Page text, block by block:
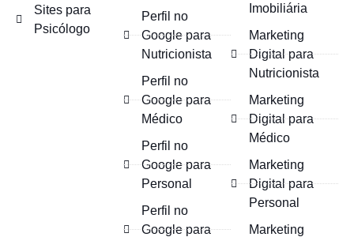
Sites para
Psicólogo
Perfil no
Google para
Nutricionista
Perfil no
Google para
Médico
Perfil no
Google para
Personal
Perfil no
Google para
Imobiliária
Marketing
Digital para
Nutricionista
Marketing
Digital para
Médico
Marketing
Digital para
Personal
Marketing